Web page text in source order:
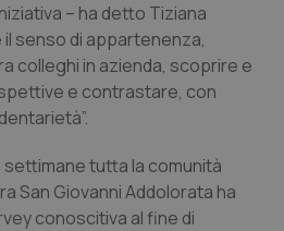
& Rettocolite Ulcerosa
patologie neurodegenerative
– ha detto Tiziana
senso di appartenenza,
colleghi in azienda, scoprire e
e contrastare, con
tutta la comunità
San Giovanni Addolorata ha
conoscitiva al fine di